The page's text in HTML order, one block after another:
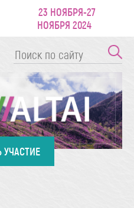
23 НОЯБРЯ-27
НОЯБРЯ 2024
УЧАСТИЕ